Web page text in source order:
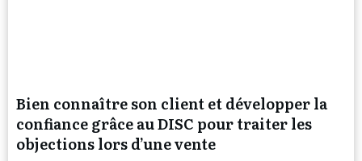
Bien connaître son client et développer la
confiance grâce au DISC pour traiter les
objections lors d’une vente